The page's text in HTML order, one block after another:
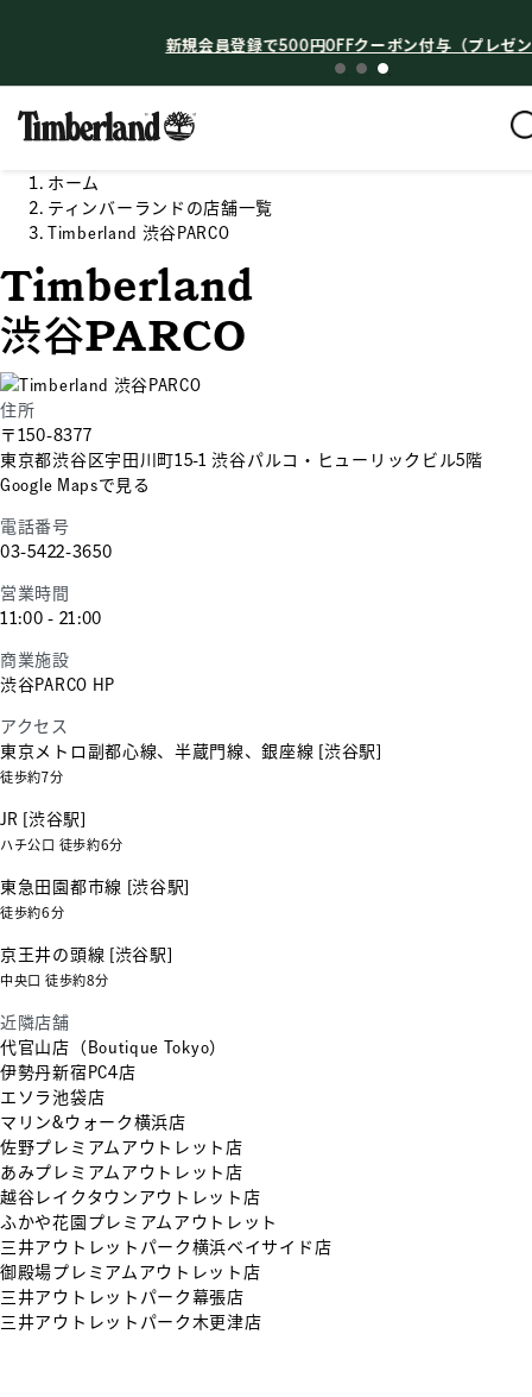
新規会員登録で500円OFFクーポン付与（プレゼン
ホーム
ティンバーランドの店舗一覧
Timberland 渋谷PARCO
Timberland
渋谷PARCO
住所
〒150-8377
東京都渋谷区宇田川町15-1 渋谷パルコ・ヒューリックビル5階
Google Mapsで見る
電話番号
03-5422-3650
営業時間
11:00 - 21:00
商業施設
渋谷PARCO HP
アクセス
東京メトロ副都心線、半蔵門線、銀座線 [渋谷駅]
徒歩約7分
JR [渋谷駅]
ハチ公口 徒歩約6分
東急田園都市線 [渋谷駅]
徒歩約6分
京王井の頭線 [渋谷駅]
中央口 徒歩約8分
近隣店舗
代官山店（Boutique Tokyo）
伊勢丹新宿PC4店
エソラ池袋店
マリン&ウォーク横浜店
佐野プレミアムアウトレット店
あみプレミアムアウトレット店
越谷レイクタウンアウトレット店
ふかや花園プレミアムアウトレット
三井アウトレットパーク横浜ベイサイド店
御殿場プレミアムアウトレット店
三井アウトレットパーク幕張店
三井アウトレットパーク木更津店